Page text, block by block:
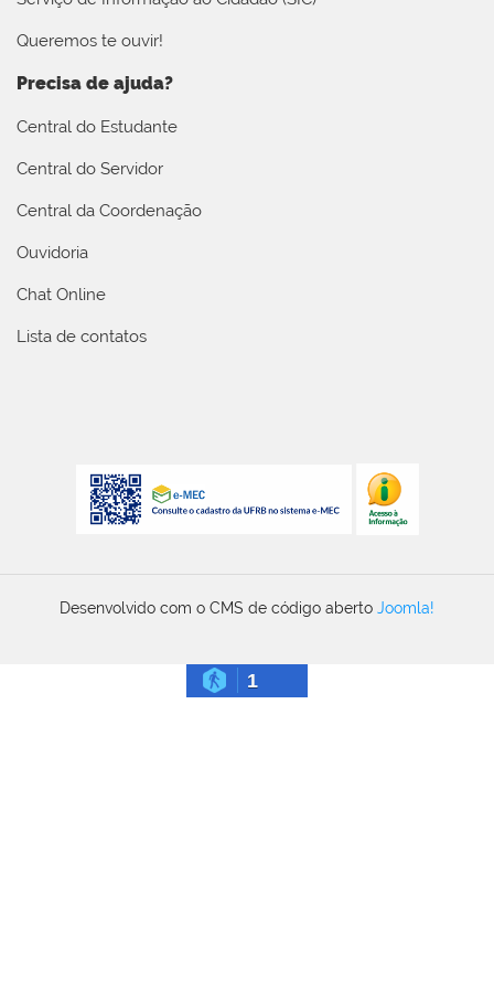
Queremos te ouvir!
Precisa de ajuda?
Central do Estudante
Central do Servidor
Central da Coordenação
Ouvidoria
Chat Online
Lista de contatos
Desenvolvido com o CMS de código aberto Joomla!
1